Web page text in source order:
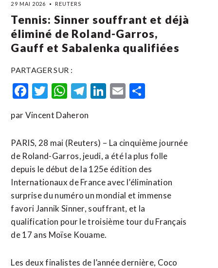
29 MAI 2026 REUTERS
Tennis: Sinner souffrant et déjà
éliminé de Roland-Garros,
Gauff et Sabalenka qualifiées
PARTAGER SUR :
Facebook
Twitter
WhatsApp
Telegram
LinkedIn
Email
par Vincent Daheron
PARIS, 28 mai (Reuters) – La cinquième journée
de Roland-Garros, jeudi, a été la plus folle
depuis le début de la 125e édition des
Internationaux de France avec l’élimination
surprise du numéro un mondial et immense
favori Jannik Sinner, souffrant, et la
qualification pour le troisième tour du Français
de 17 ans Moïse Kouame.
Les deux finalistes de l’année dernière, Coco